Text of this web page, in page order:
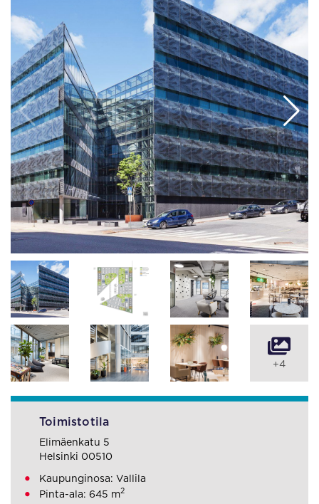
+4
Toimistotila
Elimäenkatu 5
Helsinki 00510
Kaupunginosa: Vallila
Pinta-ala: 645 m2